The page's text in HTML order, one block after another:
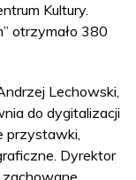
Kultury.
otrzymało 380
Lechowski,
do dygitalizacji
przystawki,
Dyrektor
zachowane